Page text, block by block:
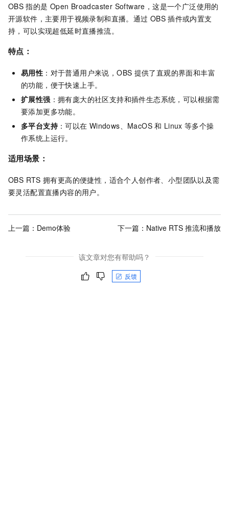
OBS 指的是 Open Broadcaster Software，这是一个广泛使用的
开源软件，主要用于视频录制和直播。通过 OBS 插件或内置支
持，可以实现超低延时直播推流。
特点：
易用性 ：对于普通用户来说，OBS 提供了直观的界面和丰富
的功能，便于快速上手。
扩展性强 ：拥有庞大的社区支持和插件生态系统，可以根据需
要添加更多功能。
多平台支持：可以在 Windows、MacOS 和 Linux 等多个操
作系统上运行。
适用场景：
OBS RTS 拥有更高的便捷性，适合个人创作者、小型团队以及需
要灵活配置直播内容的用户。
上一篇： Demo体验 下一篇： Native RTS 推流和播放
该文章对您有帮助吗？
反馈